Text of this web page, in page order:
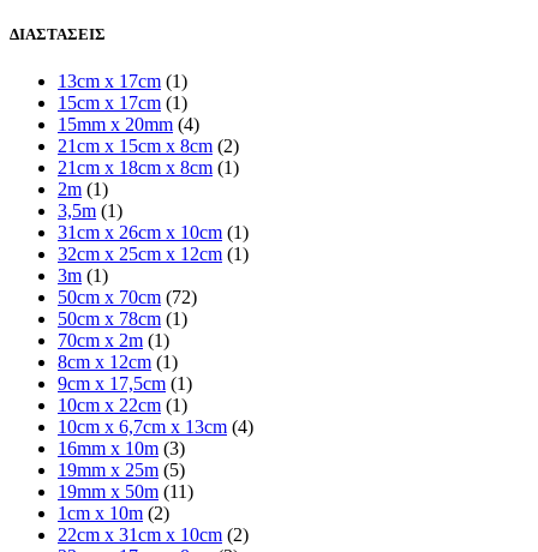
ΔΙΑΣΤΑΣΕΙΣ
13cm x 17cm (1)
15cm x 17cm (1)
15mm x 20mm (4)
21cm x 15cm x 8cm (2)
21cm x 18cm x 8cm (1)
2m (1)
3,5m (1)
31cm x 26cm x 10cm (1)
32cm x 25cm x 12cm (1)
3m (1)
50cm x 70cm (72)
50cm x 78cm (1)
70cm x 2m (1)
8cm x 12cm (1)
9cm x 17,5cm (1)
10cm x 22cm (1)
10cm x 6,7cm x 13cm (4)
16mm x 10m (3)
19mm x 25m (5)
19mm x 50m (11)
1cm x 10m (2)
22cm x 31cm x 10cm (2)